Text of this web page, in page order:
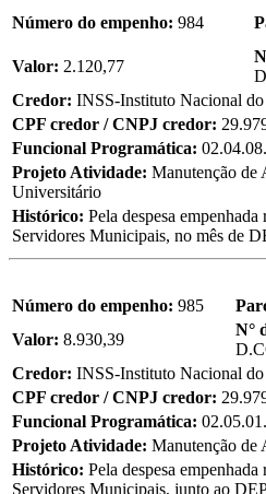
Número do empenho: 984
Valor: 2.120,77
Credor: INSS-Instituto Nacional do
CPF credor / CNPJ credor:
Funcional Programática:
Projeto Atividade: Manutenção de
Universitário
Histórico: Pela despesa
Servidores Municipais, no mês de
Número do empenho: 985
Valor: 8.930,39
N°
Credor: INSS-Instituto Nacional do
CPF credor / CNPJ credor:
Funcional Programática:
Projeto Atividade: Manutenção de
Histórico: Pela despesa
Servidores Municipais, junto ao